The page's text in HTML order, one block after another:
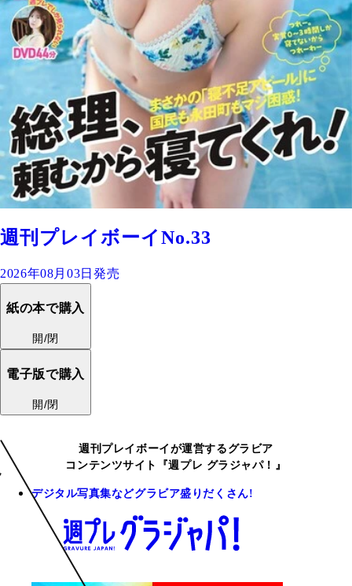
週刊プレイボーイNo.33
2026年08月03日発売
紙の本で購入
開/閉
電子版で購入
開/閉
週刊プレイボーイが運営するグラビア
コンテンツサイト『週プレ グラジャパ！』
デジタル写真集などグラビア盛りだくさん!